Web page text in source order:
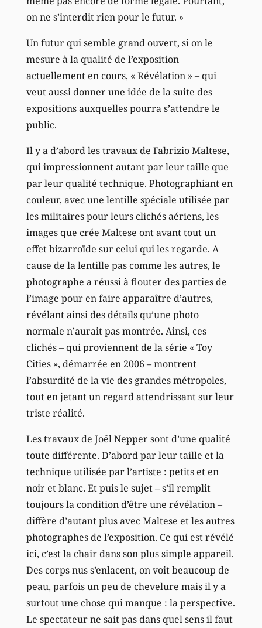
on ne s’interdit rien pour le futur. »
Un futur qui semble grand ouvert, si on le
mesure à la qualité de l’exposition
actuellement en cours, « Révélation » – qui
veut aussi donner une idée de la suite des
expositions auxquelles pourra s’attendre le
public.
Il y a d’abord les travaux de Fabrizio Maltese,
qui impressionnent autant par leur taille que
par leur qualité technique. Photographiant en
couleur, avec une lentille spéciale utilisée par
les militaires pour leurs clichés aériens, les
images que crée Maltese ont avant tout un
effet bizarroïde sur celui qui les regarde. A
cause de la lentille pas comme les autres, le
photographe a réussi à flouter des parties de
l’image pour en faire apparaître d’autres,
révélant ainsi des détails qu’une photo
normale n’aurait pas montrée. Ainsi, ces
clichés – qui proviennent de la série « Toy
Cities », démarrée en 2006 – montrent
l’absurdité de la vie des grandes métropoles,
tout en jetant un regard attendrissant sur leur
triste réalité.
Les travaux de Joël Nepper sont d’une qualité
toute différente. D’abord par leur taille et la
technique utilisée par l’artiste : petits et en
noir et blanc. Et puis le sujet – s’il remplit
toujours la condition d’être une révélation –
diffère d’autant plus avec Maltese et les autres
photographes de l’exposition. Ce qui est révélé
ici, c’est la chair dans son plus simple appareil.
Des corps nus s’enlacent, on voit beaucoup de
peau, parfois un peu de chevelure mais il y a
surtout une chose qui manque : la perspective.
Le spectateur ne sait pas dans quel sens il faut